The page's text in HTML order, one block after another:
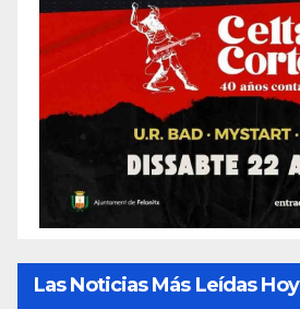
Las Noticias Más Leídas Hoy